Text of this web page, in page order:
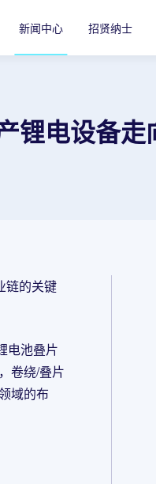
新闻中心 招贤纳士
锂电设备走
链的关键
电池叠片
卷绕/叠片
域的布